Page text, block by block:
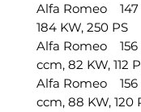
Alfa Romeo
184 KW, 250 PS
Alfa Romeo
ccm, 82 KW, 112
Alfa Romeo
ccm, 88 KW, 120